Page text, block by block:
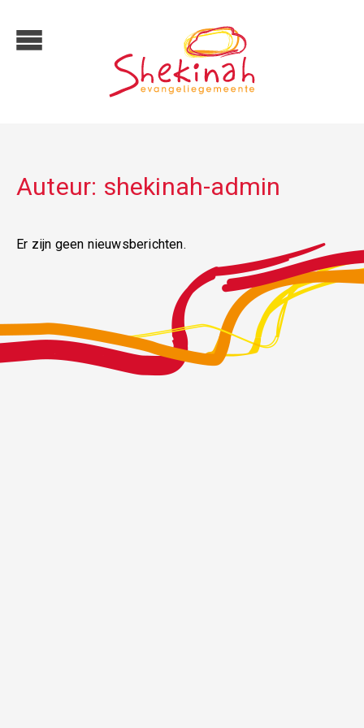
Auteur: shekinah-admin
Er zijn geen nieuwsberichten.